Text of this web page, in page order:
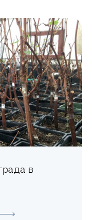
в